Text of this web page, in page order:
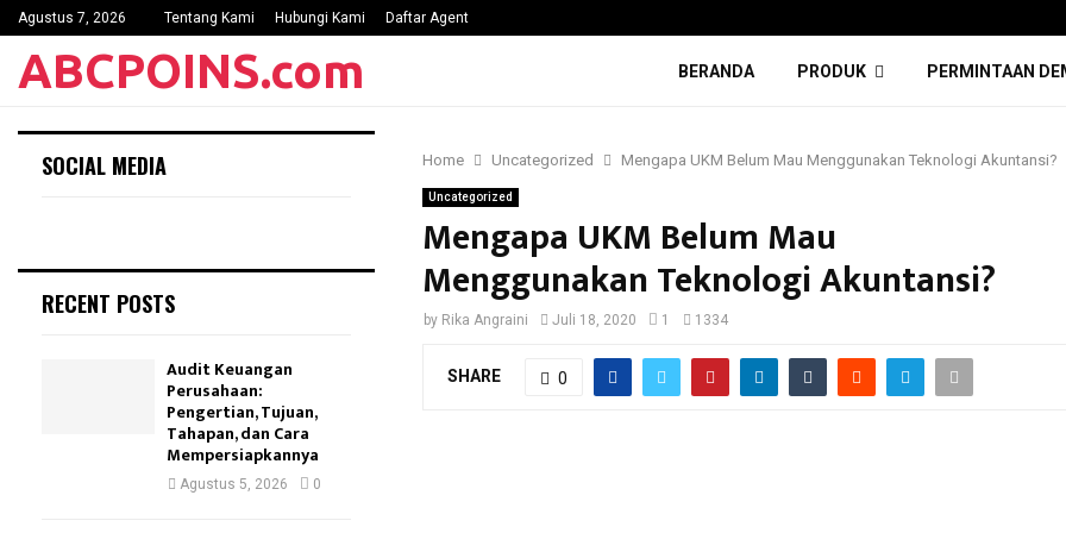
Agustus 7, 2026 Tentang Kami Hubungi Kami Daftar Agent
ABCPOINS.com BERANDA PRODUK PERMINTAAN
Home Uncategorized Mengapa UKM Belum Mau Menggunakan Teknologi Akuntansi?
Uncategorized
Mengapa UKM Belum Mau
Menggunakan Teknologi Akuntansi?
by Rika Angraini Juli 18, 2020 1 1334
SHARE 0
SOCIAL MEDIA
RECENT POSTS
Audit Keuangan
Perusahaan:
Pengertian, Tujuan,
Tahapan, dan Cara
Mempersiapkannya
Agustus 5, 2026 0